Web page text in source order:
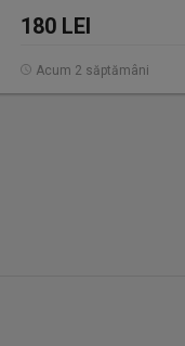
180 LEI
Acum 2 săptămâni